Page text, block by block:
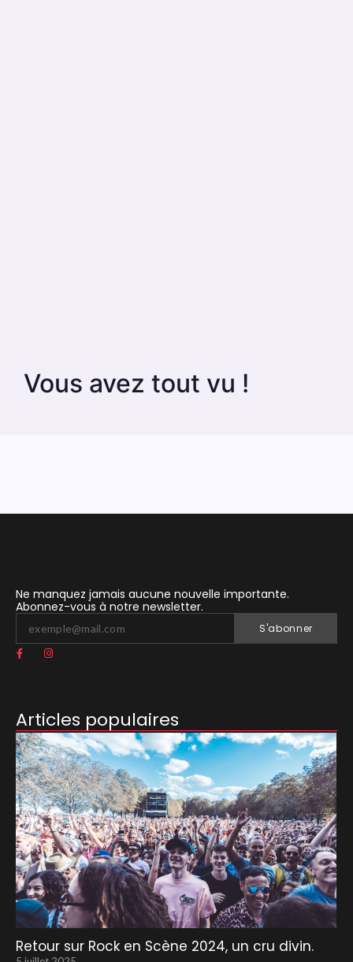
Vous avez tout vu !
Ne manquez jamais aucune nouvelle importante.
Abonnez-vous à notre newsletter.
S'abonner
Articles populaires
Retour sur Rock en Scène 2024, un cru divin.